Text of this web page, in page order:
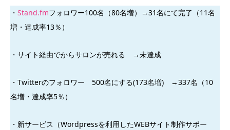
・ Stand.fmフォロワー100名（80名増）→31名にて完了（11名
増・達成率13％）
・サイト経由でからサロンが売れる →未達成
・Twitterのフォロワー 500名にする(173名増) →337名（10
名増・達成率5％）
・新サービス（Wordpressを利用したWEBサイト制作サポー